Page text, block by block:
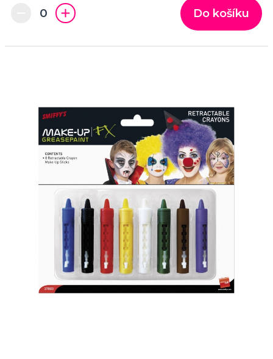
SPORTOVNÍ VYBAVENÍ PRO FANOUŠKY
Oblečení a doplňky
Výzdoba a dekorace
Do košíku